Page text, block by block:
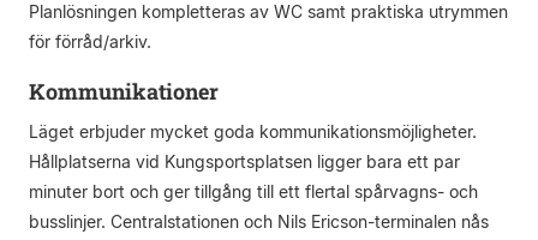
Planlösningen kompletteras av WC samt praktiska utrymmen
för förråd/arkiv.
Kommunikationer
Läget erbjuder mycket goda kommunikationsmöjligheter.
Hållplatserna vid Kungsportsplatsen ligger bara ett par
minuter bort och ger tillgång till ett flertal spårvagns- och
busslinjer. Centralstationen och Nils Ericson-terminalen nås